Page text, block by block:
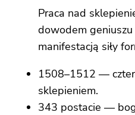
Praca nad
dowodem
manifestacją siły
1508–1512 —
sklepieniem.
343 postacie —